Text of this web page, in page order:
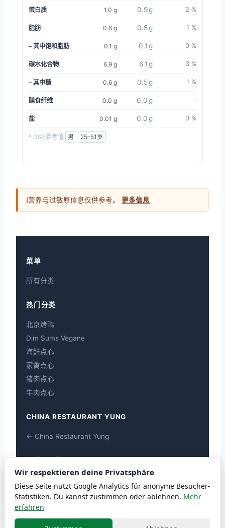
蛋白质 1.0 g 0.9 g 2 %
脂肪 0.6 g 0.5 g 1 %
– 其中饱和脂肪 0.1 g 0.1 g 0 %
碳水化合物 6.9 g 6.1 g 3 %
– 其中糖 0.6 g 0.5 g 1 %
膳食纤维 0.0 g 0.0 g –
盐 0.01 g 0.0 g 0 %
* DGE参考值
ℹ营养与过敏原信息仅供参考。 更多信息
菜单
所有分类
热门分类
北京烤鸭
Dim Sums Vegane
海鲜点心
家禽点心
猪肉点心
牛肉点心
CHINA RESTAURANT YUNG
← China Restaurant Yung
Wir respektieren deine Privatsphäre
Diese Seite nutzt Google Analytics für anonyme Besucher-
Statistiken. Du kannst zustimmen oder ablehnen. Mehr
erfahren